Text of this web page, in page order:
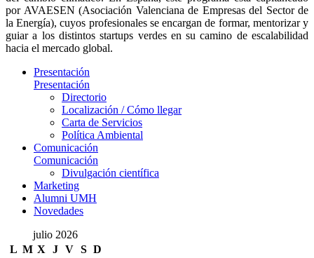
por AVAESEN (Asociación Valenciana de Empresas del Sector de
la Energía), cuyos profesionales se encargan de formar, mentorizar y
guiar a los distintos startups verdes en su camino de escalabilidad
hacia el mercado global.
Presentación
Presentación
Directorio
Localización / Cómo llegar
Carta de Servicios
Política Ambiental
Comunicación
Comunicación
Divulgación científica
Marketing
Alumni UMH
Novedades
julio 2026
L M X J V S D